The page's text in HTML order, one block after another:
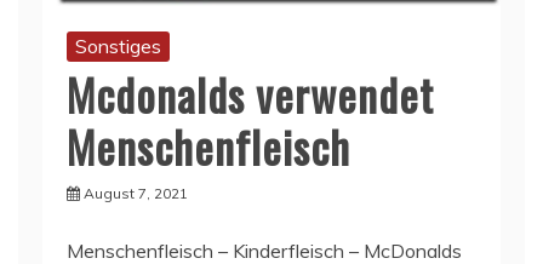
Sonstiges
Mcdonalds verwendet
Menschenfleisch
August 7, 2021
Menschenfleisch – Kinderfleisch – McDonalds